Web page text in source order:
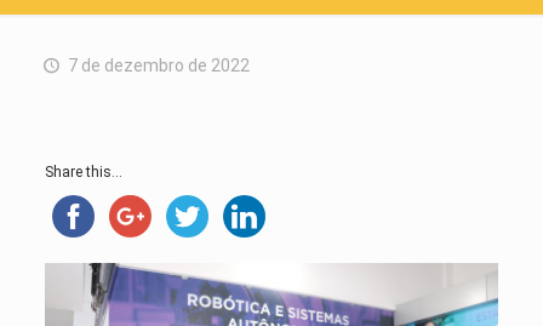
7 de dezembro de 2022
Share this...